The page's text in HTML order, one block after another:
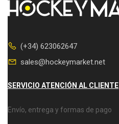
(+34) 623062647
sales@hockeymarket.net
SERVICIO ATENCIÓN AL CLIENTE
Envío, entrega y formas de pago